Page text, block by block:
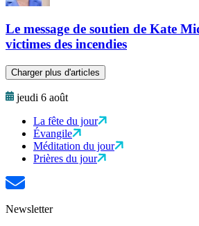
Le message de soutien de Kate
victimes des incendies
Charger plus d'articles
jeudi 6 août
La fête du jour
Évangile
Méditation du jour
Prières du jour
Newsletter